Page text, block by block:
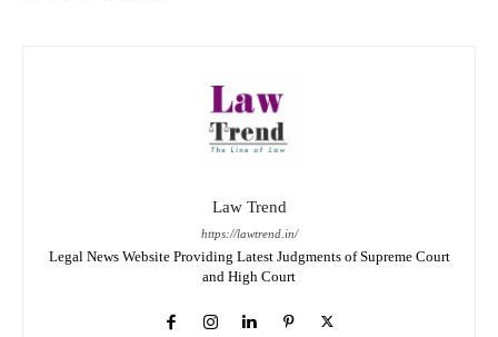
Law Trend
https://lawtrend.in/
Legal News Website Providing Latest Judgments of Supreme Court
and High Court